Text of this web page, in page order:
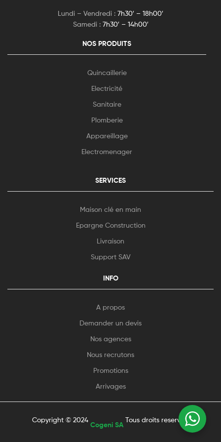
Lundi – Vendredi : 7h30′ – 18h00′
Samedi : 7h30′ – 14h00′
NOS PRODUITS
Quincaillerie
Electricité
Sanitaire
Plomberie
Appareillage
Electromenager
SERVICES
Maison clé en main
Epargne Construction
Livraison
Support SAV
INFO
A propos
Demander un devis
Nos agences
Nous recrutons
Promotions
Arrivages
Copyright © 2024
Cogeni SA
Tous droits reservés.